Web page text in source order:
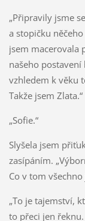
„Připravily jsme
a stopičku
jsem macerovala
našeho
vzhledem k věku
Takže jsem Zlata.“
„Sofie.“
Slyšela jsem
zasípáním.
Co v tom všechno
„To je tajemství,
to přeci jen